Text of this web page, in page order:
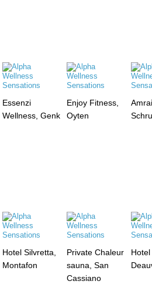
Essenzi
Wellness, Genk
Enjoy Fitness,
Oyten
Hotel Silvretta,
Montafon
Private Chaleur
sauna, San
Cassiano